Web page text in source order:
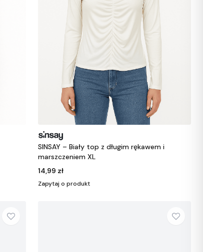
SINSAY – Biały top z długim rękawem i
marszczeniem XL
14,99 zł
Zapytaj o produkt